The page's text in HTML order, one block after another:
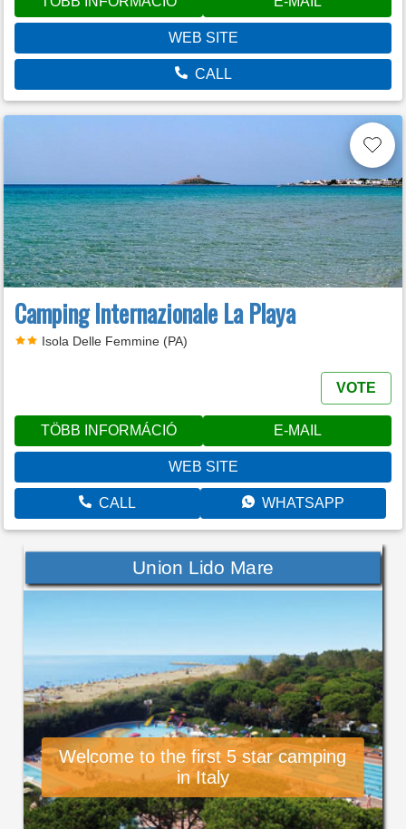
WEB SITE
CALL
Camping Internazionale La Playa
Isola Delle Femmine (PA)
VOTE
TÖBB INFORMÁCIÓ E-MAIL
WEB SITE
CALL WHATSAPP
Union Lido Mare
Welcome to the first 5 star camping
in Italy